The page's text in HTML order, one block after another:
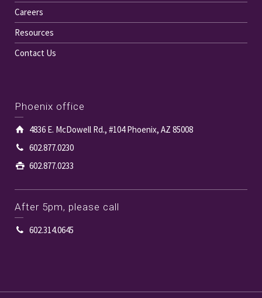
Careers
Resources
Contact Us
Phoenix office
4836 E. McDowell Rd., #104 Phoenix, AZ 85008
602.877.0230
602.877.0233
After 5pm, please call
602.314.0645